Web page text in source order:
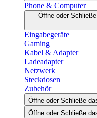
Phone & Computer
Öffne oder
Eingabegeräte
Gaming
Kabel & Adapter
Ladeadapter
Netzwerk
Steckdosen
Zubehör
Öffne oder Schließe
Öffne oder Schließe